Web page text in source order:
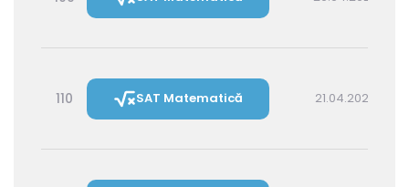
110 SAT Matematică 21.04.2027 14:30